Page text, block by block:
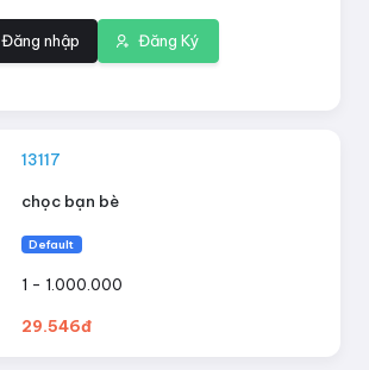
Đăng nhập Đăng Ký
13117
chọc bạn bè
Default
1 - 1.000.000
29.546đ